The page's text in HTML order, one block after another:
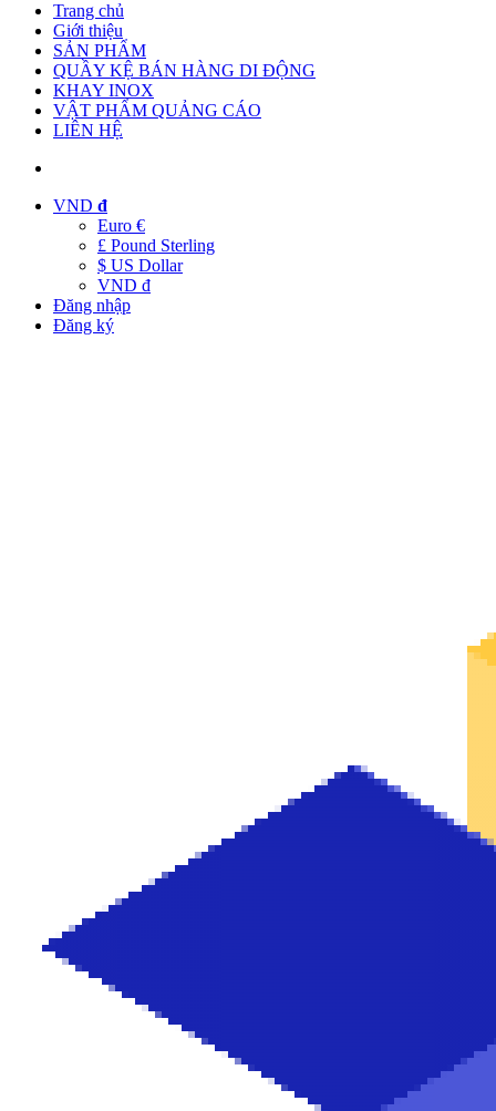
Trang chủ
Giới thiệu
SẢN PHẨM
QUẦY KỆ BÁN HÀNG DI ĐỘNG
KHAY INOX
VẬT PHẨM QUẢNG CÁO
LIÊN HỆ
VND đ
Euro €
£ Pound Sterling
$ US Dollar
VND đ
Đăng nhập
Đăng ký